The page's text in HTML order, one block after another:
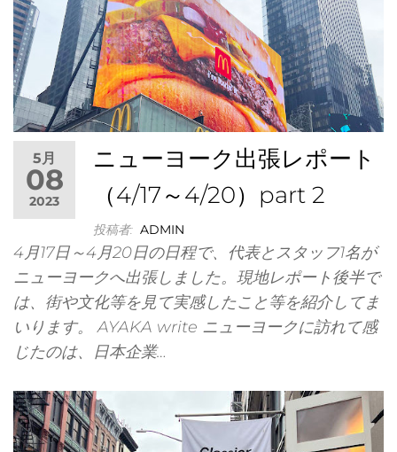
てい
るダ
5月
08
2023
ニューヨーク出張レポート
（4/17～4/20）part 2
投稿者: ADMIN
4月17日～4月20日の日程で、代表とスタッフ1名が
ニューヨークへ出張しました。現地レポート後半で
は、街や文化等を見て実感したこと等を紹介してま
いります。 AYAKA write ニューヨークに訪れて感
じたのは、日本企業…